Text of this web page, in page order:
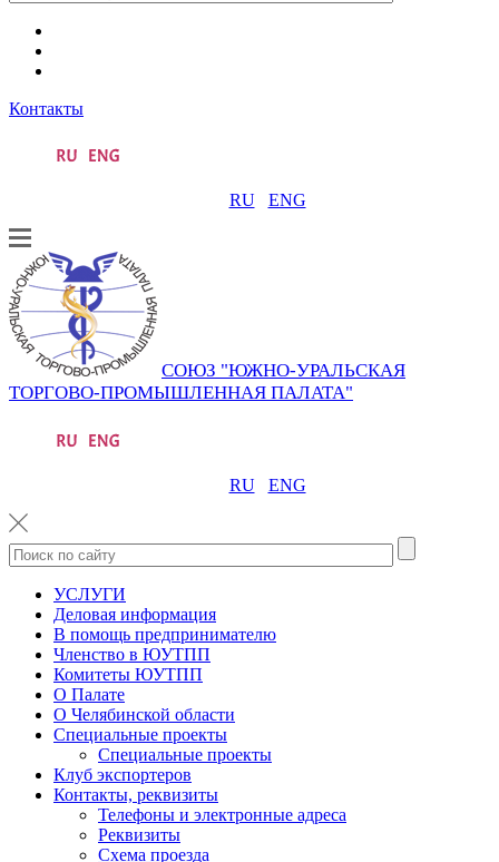
Контакты
RU ENG
СОЮЗ "ЮЖНО-УРАЛЬСКАЯ
ТОРГОВО-ПРОМЫШЛЕННАЯ ПАЛАТА"
RU ENG
УСЛУГИ
Деловая информация
В помощь предпринимателю
Членство в ЮУТПП
Комитеты ЮУТПП
О Палате
О Челябинской области
Специальные проекты
Специальные проекты
Клуб экспортеров
Контакты, реквизиты
Телефоны и электронные адреса
Реквизиты
Схема проезда